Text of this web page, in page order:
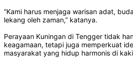
‎“Kami harus menjaga warisan adat,
lekang oleh zaman,” katanya.
‎Perayaan Kuningan di Tengger tidak
keagamaan, tetapi juga memperkuat
masyarakat yang hidup harmonis di